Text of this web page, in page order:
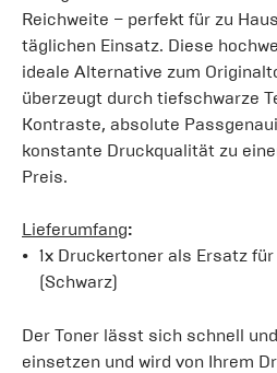
Reichweite – perfekt für zu
täglichen Einsatz. Diese
ideale Alternative zum
überzeugt durch tiefschwarze
Kontraste, absolute
konstante Druckqualität zu
Preis.
Lieferumfang:
1x Druckertoner als Ersatz
(Schwarz)
Der Toner lässt sich schnell
einsetzen und wird von Ihrem